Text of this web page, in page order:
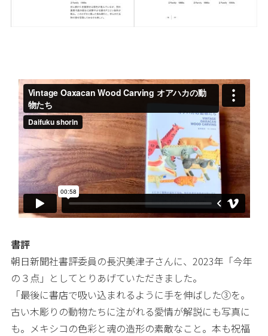
書評
朝日新聞社書評委員の長沢美津子さんに、2023年「今年
の３点」としてとりあげていただきました。
「最後に書店で吸い込まれるように手を伸ばした③を。
古い木彫りの動物たちに注がれる愛情が解説にも写真に
も。メキシコの色彩と魂の造形の素敵なこと。本も祝福